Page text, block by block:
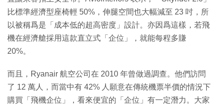
比標準經濟型座椅輕 50%，伸腿空間也大幅減至 23 吋，所
以被稱爲是「成本低的超高密度」設計。亦因爲這樣，若飛
機在經濟艙採用這款直立式「企位」，就能每程多賺
20%。
而且，Ryanair 航空公司在 2010 年曾做過調查。他們訪問
了 12 萬人，而當中有 42% 人願意在傳統機票半價的情況下
購買「飛機企位」，看來便宜的「企位」有一定潛力。大家